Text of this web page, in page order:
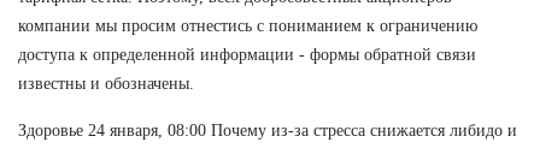
компании мы просим отнестись с пониманием к ограничению
доступа к определенной информации - формы обратной связи
известны и обозначены.
Здоровье 24 января, 08:00 Почему из-за стресса снижается либидо и